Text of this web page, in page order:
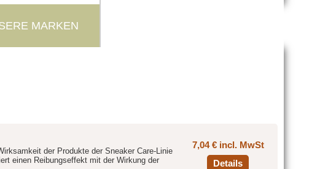
MARKEN
der Produkte der Sneaker Care-Linie
einen Reibungseffekt mit der Wirkung der
7,04 € incl. MwSt
Details